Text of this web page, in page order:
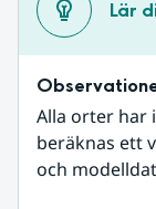
Lär
Alla orter har
beräknas ett
och